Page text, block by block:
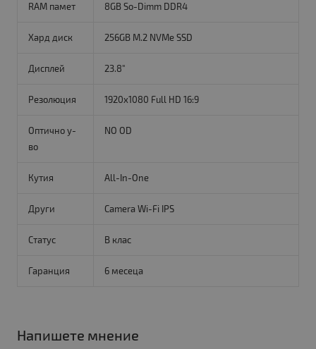
RAM памет 8GB So-Dimm DDR4
Хард диск 256GB M.2 NVMe SSD
Дисплей 23.8"
Резолюция 1920x1080 Full HD 16:9
Оптично у-
во
NO OD
Кутия All-In-One
Други Camera Wi-Fi IPS
Статус B клас
Гаранция 6 месеца
Напишете мнение